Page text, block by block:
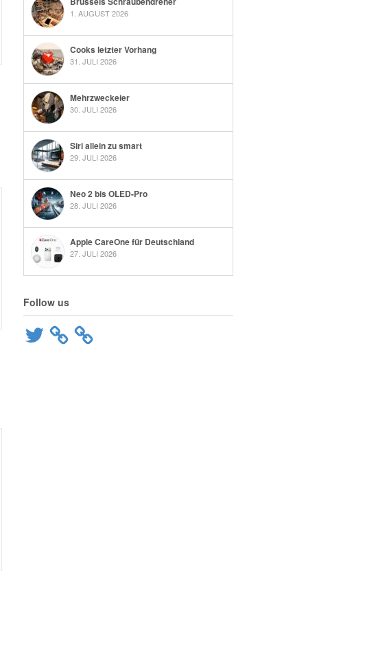
1. AUGUST 2026
Cooks letzter Vorhang
31. JULI 2026
Mehrzweckeier
30. JULI 2026
Siri allein zu smart
29. JULI 2026
Neo 2 bis OLED-Pro
28. JULI 2026
Apple CareOne für Deutschland
27. JULI 2026
Follow us
Twitter